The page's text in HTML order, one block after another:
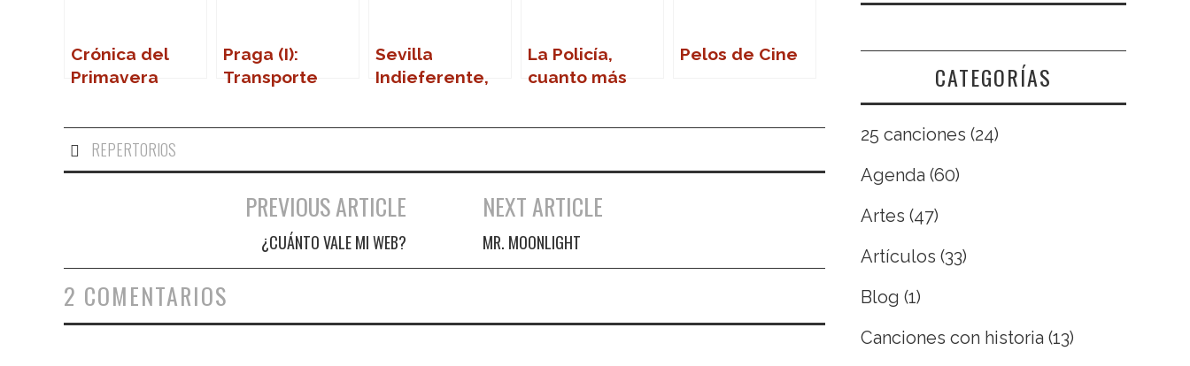
Crónica del
Primavera
Praga (I):
Transporte
Sevilla
Indieferente,
09, Sr.
La Policía,
cuanto más
Pelos de Cine
REPERTORIOS
Navegación de entradas
PREVIOUS ARTICLE
¿CUÁNTO VALE MI WEB?
NEXT ARTICLE
MR. MOONLIGHT
2 COMENTARIOS
CATEGORÍAS
25 canciones (24)
Agenda (60)
Artes (47)
Artículos (33)
Blog (1)
Canciones con historia (13)